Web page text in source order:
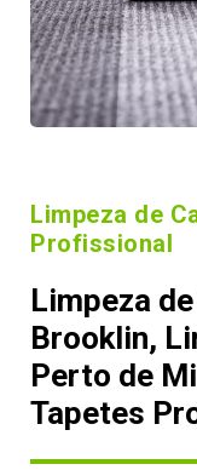
Limpeza de
Profissional
Limpeza
Brooklin,
Perto de
Tapetes